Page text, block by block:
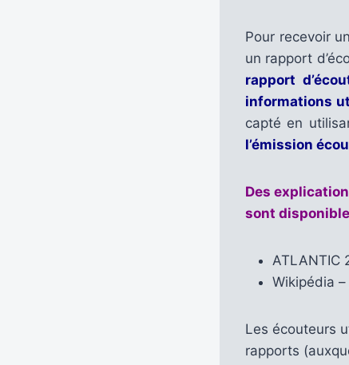
Pour recevoir
un rapport
rapport
informations
capté en
l’émission
Des
sont
ATLANTIC
Wikipédia –
Les écouteurs
rapports